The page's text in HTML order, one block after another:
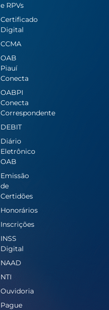
e RPVs
Certificado
Digital
CCMA
OAB
Piauí
Conecta
OABPI
Conecta
Correspondente
DEBIT
Diário
Eletrônico
OAB
Emissão
de
Certidões
Honorários
Inscrições
INSS
Digital
NAAD
NTI
Ouvidoria
Pague